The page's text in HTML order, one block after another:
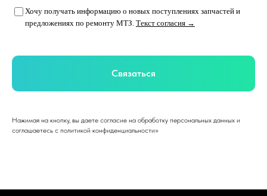
Хочу получать информацию о новых поступлениях запчастей и
предложениях по ремонту МТЗ. Текст согласия →
Связаться
Нажимая на кнопку, вы даете согласие на обработку персональных данных и
соглашаетесь c политикой конфиденциальности»